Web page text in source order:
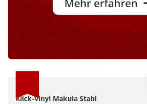
Klick-Vinyl Makula Stahl